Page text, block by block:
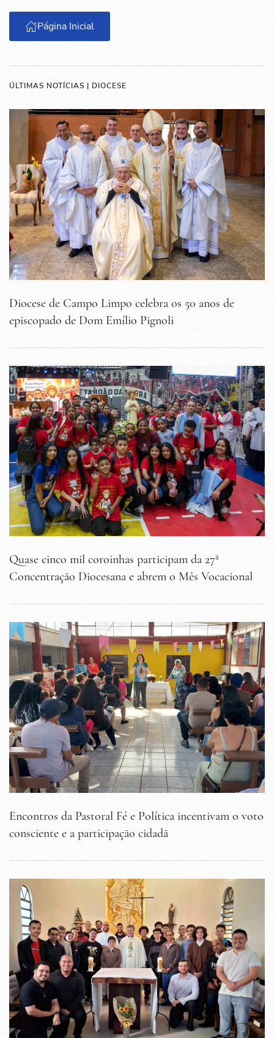
Página Inicial
ÚLTIMAS NOTÍCIAS | DIOCESE
Diocese de Campo Limpo celebra os 50 anos de
episcopado de Dom Emílio Pignoli
Quase cinco mil coroinhas participam da 27ª
Concentração Diocesana e abrem o Mês Vocacional
Encontros da Pastoral Fé e Política incentivam o voto
consciente e a participação cidadã